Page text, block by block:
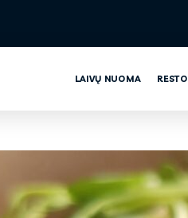
LAIVŲ NUOMA